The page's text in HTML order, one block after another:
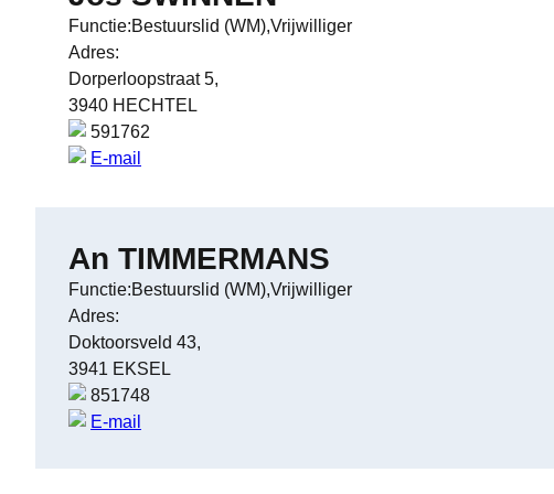
Functie:Bestuurslid (WM),Vrijwilliger
Adres:
Dorperloopstraat 5,
3940 HECHTEL
591762
E-mail
An TIMMERMANS
Functie:Bestuurslid (WM),Vrijwilliger
Adres:
Doktoorsveld 43,
3941 EKSEL
851748
E-mail